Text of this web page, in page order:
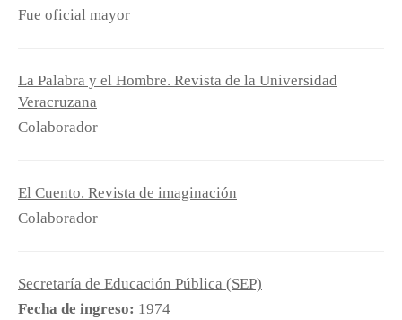
Fue oficial mayor
La Palabra y el Hombre. Revista de la Universidad
Veracruzana
Colaborador
El Cuento. Revista de imaginación
Colaborador
Secretaría de Educación Pública (SEP)
Fecha de ingreso: 1974